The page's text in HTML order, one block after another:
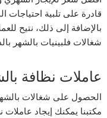
قادرة على تلبية احتياجات
بالإضافة إلى ذلك، نتيح
شغالات فلبينيات بالشهر
عاملات نظافة
مكتبنا يمكنك إيجاد